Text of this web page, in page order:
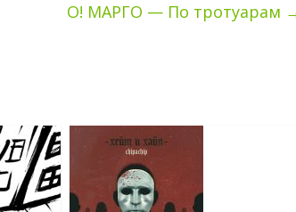
О! МАРГО — По тротуарам